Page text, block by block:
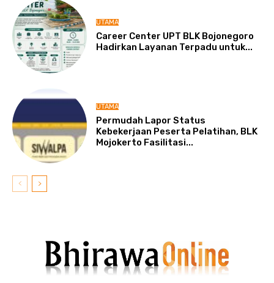
UTAMA
Career Center UPT BLK Bojonegoro
Hadirkan Layanan Terpadu untuk...
UTAMA
Permudah Lapor Status
Kebekerjaan Peserta Pelatihan, BLK
Mojokerto Fasilitasi...